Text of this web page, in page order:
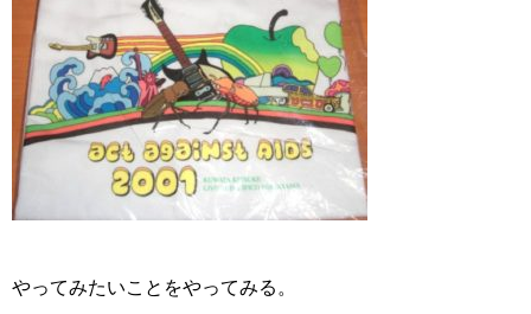
やってみたいことをやってみる。